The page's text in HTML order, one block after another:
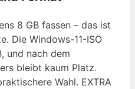
8 GB fassen – das ist
Die Windows-11-ISO
und nach dem
bleibt kaum Platz.
Wahl. EXTRA